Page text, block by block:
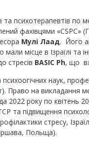
та психотерапевтів по
фахівцями «CSPC»
Мулі Лаад. Його
місце в Ізраїлі та
стресів BASIC Ph, що
наук,
). Право на викладання
2022 року по квітень
та підвищення
стресу,
Польща).